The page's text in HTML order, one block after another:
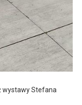
wystawy Stefana